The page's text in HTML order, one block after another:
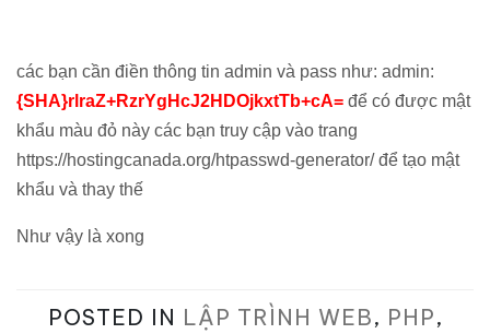
các bạn cần điền thông tin admin và pass như: admin:
{SHA}rlraZ+RzrYgHcJ2HDOjkxtTb+cA= để có được mật
khẩu màu đỏ này các bạn truy cập vào trang
https://hostingcanada.org/htpasswd-generator/ để tạo mật
khẩu và thay thế
Như vậy là xong
POSTED IN LẬP TRÌNH WEB, PHP,